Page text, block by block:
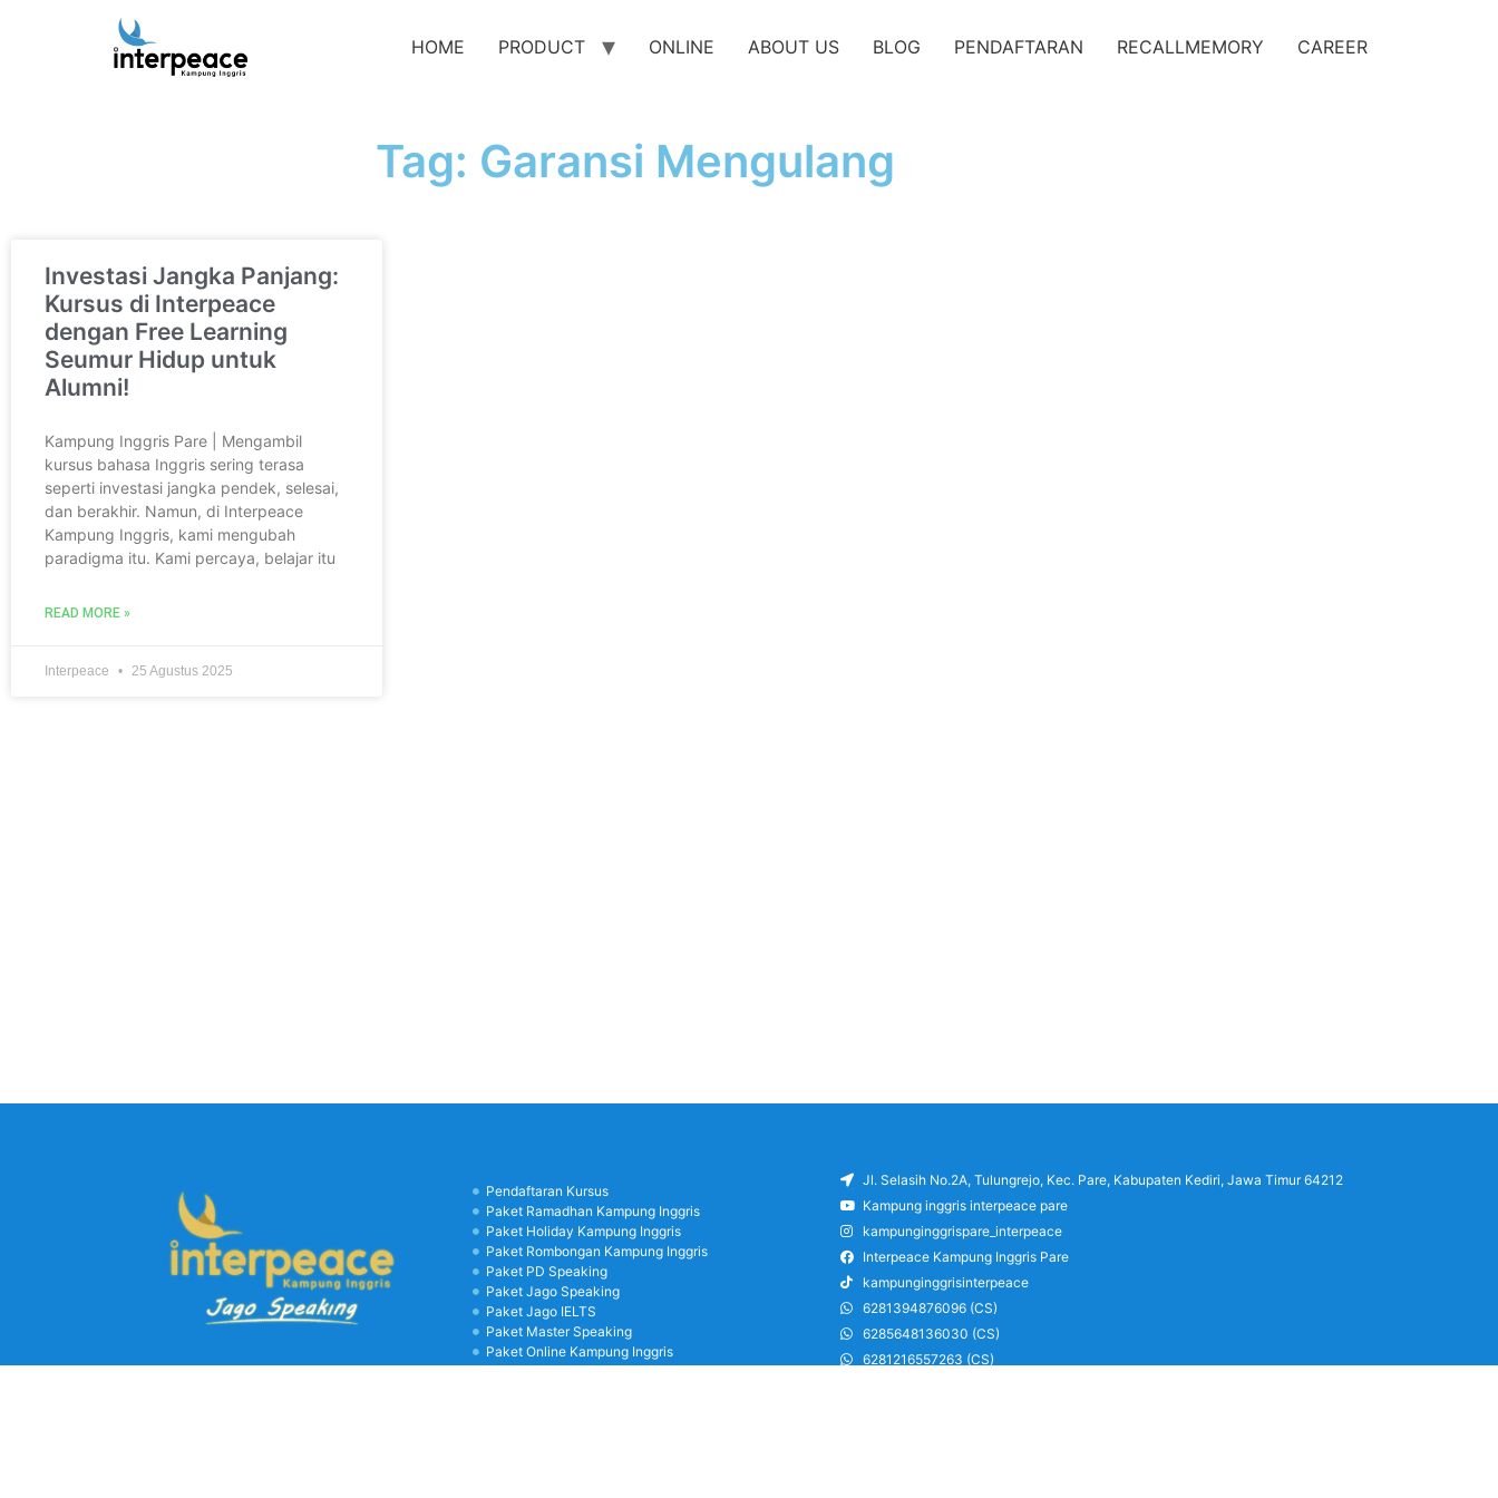
HOME PRODUCT ONLINE ABOUT US BLOG PENDAFTARAN RECALLMEMORY CAREER
Tag: Garansi Mengulang
Investasi Jangka Panjang:
Kursus di Interpeace
dengan Free Learning
Seumur Hidup untuk
Alumni!
Kampung Inggris Pare | Mengambil
kursus bahasa Inggris sering terasa
seperti investasi jangka pendek, selesai,
dan berakhir. Namun, di Interpeace
Kampung Inggris, kami mengubah
paradigma itu. Kami percaya, belajar itu
READ MORE »
Interpeace 25 Agustus 2025
Pendaftaran Kursus
Paket Ramadhan Kampung Inggris
Paket Holiday Kampung Inggris
Paket Rombongan Kampung Inggris
Paket PD Speaking
Paket Jago Speaking
Paket Jago IELTS
Paket Master Speaking
Paket Online Kampung Inggris
Blog
Jl. Selasih No.2A, Tulungrejo, Kec. Pare, Kabupaten Kediri, Jawa Timur 64212
Kampung inggris interpeace pare
kampunginggrispare_interpeace
Interpeace Kampung Inggris Pare
kampunginggrisinterpeace
6281394876096 (CS)
6285648136030 (CS)
6281216557263 (CS)